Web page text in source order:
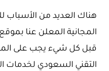
هناك العديد من الأسباب
المجانية المعلن عنا
قبل كل شيء يجب على
التقني السعودي لخدمات